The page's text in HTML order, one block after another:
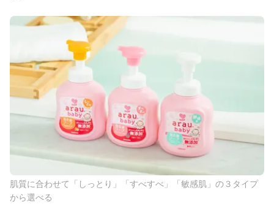
肌質に合わせて「しっとり」「すべすべ」「敏感肌」の３タイプ
から選べる